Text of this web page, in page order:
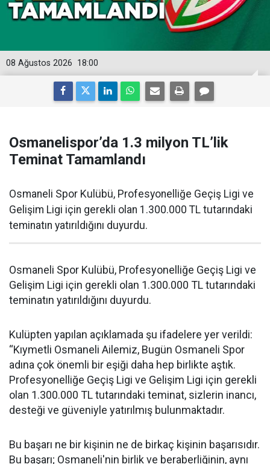
18:00
08 Ağustos 2026
Osmanelispor’da 1.3 milyon TL’lik
Teminat Tamamlandı
Osmaneli Spor Kulübü, Profesyonelliğe Geçiş Ligi ve
Gelişim Ligi için gerekli olan 1.300.000 TL tutarındaki
teminatın yatırıldığını duyurdu.
Osmaneli Spor Kulübü, Profesyonelliğe Geçiş Ligi ve
Gelişim Ligi için gerekli olan 1.300.000 TL tutarındaki
teminatın yatırıldığını duyurdu.
Kulüpten yapılan açıklamada şu ifadelere yer verildi:
“Kıymetli Osmaneli Ailemiz, Bugün Osmaneli Spor
adına çok önemli bir eşiği daha hep birlikte aştık.
Profesyonelliğe Geçiş Ligi ve Gelişim Ligi için gerekli
olan 1.300.000 TL tutarındaki teminat, sizlerin inancı,
desteği ve güveniyle yatırılmış bulunmaktadır.
Bu başarı ne bir kişinin ne de birkaç kişinin başarısıdır.
Bu başarı; Osmaneli'nin birlik ve beraberliğinin, aynı